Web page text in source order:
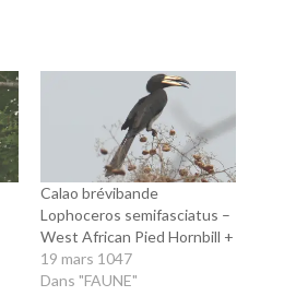
Calao brévibande
Lophoceros semifasciatus –
West African Pied Hornbill +
19 mars 1047
Dans "FAUNE"